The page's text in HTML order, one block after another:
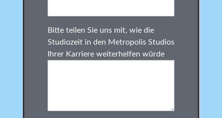
Bitte teilen Sie uns mit, wie die
Studiozeit in den Metropolis Studios
Ihrer Karriere weiterhelfen würde